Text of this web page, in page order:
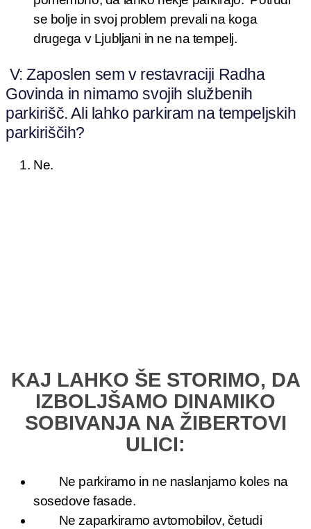
se bolje in svoj problem prevali na koga
drugega v Ljubljani in ne na tempelj.
V: Zaposlen sem v restavraciji Radha
Govinda in nimamo svojih službenih
parkirišč. Ali lahko parkiram na tempeljskih
parkiriščih?
Ne.
KAJ LAHKO ŠE STORIMO, DA
IZBOLJŠAMO DINAMIKO
SOBIVANJA NA ŽIBERTOVI
ULICI:
Ne parkiramo in ne naslanjamo koles na
sosedove fasade.
Ne zaparkiramo avtomobilov, četudi